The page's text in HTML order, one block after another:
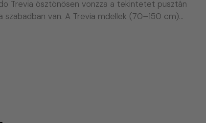
Trevia ösztönösen vonzza a tekintetet pusztán
szabadban van. A Trevia mdellek (70–150 cm)…